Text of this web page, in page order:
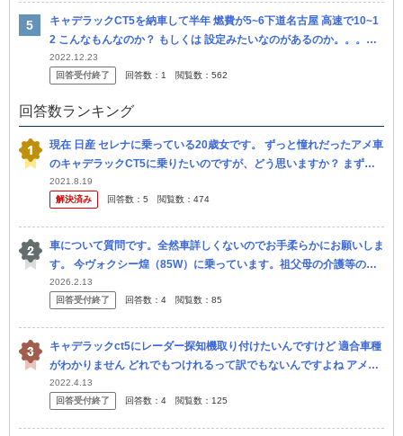
キャデラックCT5を納車して半年 燃費が5~6下道名古屋 高速で10~1
2 こんなもんなのか？ もしくは 設定みたいなのがあるのか。。。な
にか
2022.12.23
回答受付終了
回答数： 1 閲覧数： 562
回答数ランキング
現在 日産 セレナに乗っている20歳女です。 ずっと憧れだったアメ車
のキャデラックCT5に乗りたいのですが、どう思いますか？ まず、
右ハンドルに慣れてしまったのと、セレナは車の高さもあるので、...
2021.8.19
解決済み
回答数： 5 閲覧数： 474
車について質問です。全然車詳しくないのでお手柔らかにお願いしま
す。 今ヴォクシー煌（85W）に乗っています。祖父母の介護等のた
めに整備士の友人の勧めで乗っていましたが、介護が無くなったのと
20万...
2026.2.13
回答受付終了
回答数： 4 閲覧数： 85
キャデラックct5にレーダー探知機取り付けたいんですけど 適合車種
がわかりません どれでもつけれるって訳でもないんですよね アメ車
に大丈夫でおすすめなレーダー教えて欲しいです
2022.4.13
回答受付終了
回答数： 4 閲覧数： 125